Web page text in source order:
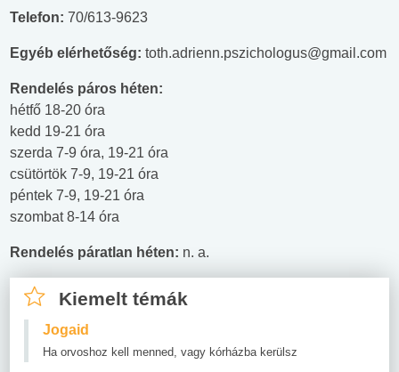
Telefon: 70/613-9623
Egyéb elérhetőség: toth.adrienn.pszichologus@gmail.com
Rendelés páros héten:
hétfő 18-20 óra
kedd 19-21 óra
szerda 7-9 óra, 19-21 óra
csütörtök 7-9, 19-21 óra
péntek 7-9, 19-21 óra
szombat 8-14 óra
Rendelés páratlan héten: n. a.
Kiemelt témák
Jogaid
Ha orvoshoz kell menned, vagy kórházba kerülsz